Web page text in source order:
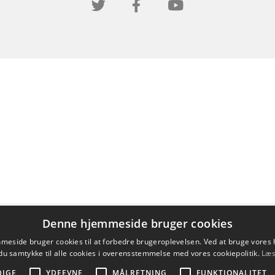
Denne hjemmeside bruger cookies
bruger cookies til at forbedre brugeroplevelsen. Ved at bruge vores
samtykke til alle cookies i overensstemmelse med vores cookiepolitik.
YDEEVNE MÅLRETNING FUNKTIONALITET